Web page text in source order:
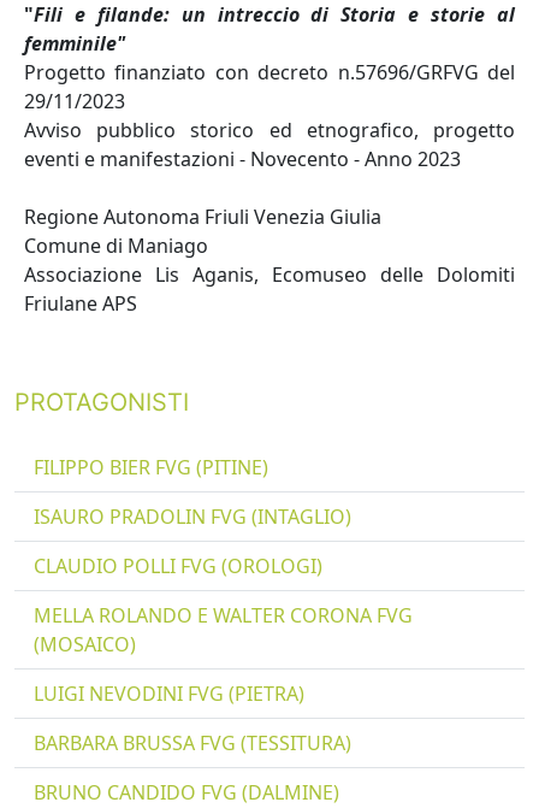
"Fili e filande: un intreccio di Storia e storie al
femminile"
Progetto finanziato con decreto n.57696/GRFVG del
29/11/2023
Avviso pubblico storico ed etnografico, progetto
eventi e manifestazioni - Novecento - Anno 2023
Regione Autonoma Friuli Venezia Giulia
Comune di Maniago
Associazione Lis Aganis, Ecomuseo delle Dolomiti
Friulane APS
PROTAGONISTI
FILIPPO BIER FVG (PITINE)
ISAURO PRADOLIN FVG (INTAGLIO)
CLAUDIO POLLI FVG (OROLOGI)
MELLA ROLANDO E WALTER CORONA FVG
(MOSAICO)
LUIGI NEVODINI FVG (PIETRA)
BARBARA BRUSSA FVG (TESSITURA)
BRUNO CANDIDO FVG (DALMINE)